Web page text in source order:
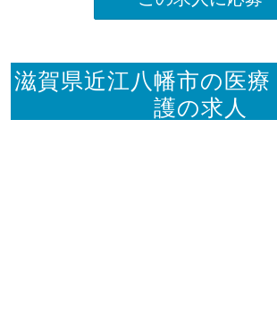
滋賀県近江八幡市の医
護の求人